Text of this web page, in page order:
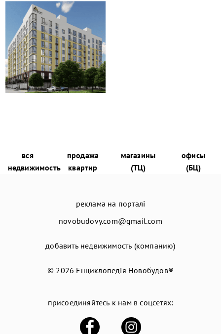
вся
недвижимость
продажа
квартир
магазины
(ТЦ)
офисы
(БЦ)
реклама на порталі
novobudovy.com@gmail.com
добавить недвижимость (компанию)
© 2026 Енциклопедія Новобудов®
присоединяйтесь к нам в соцсетях: